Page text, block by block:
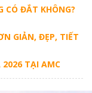
CÓ ĐẮT KHÔNG?
GIẢN, ĐẸP, TIẾT
2026 TẠI AMC